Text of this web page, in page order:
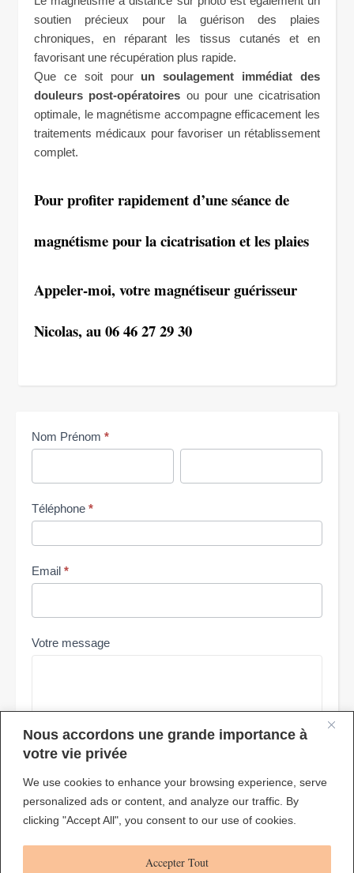
Nous accordons une grande importance à
votre vie privée
We use cookies to enhance your browsing experience, serve
personalized ads or content, and analyze our traffic. By
clicking "Accept All", you consent to our use of cookies.
Accepter Tout
soutien précieux pour la guérison des plaies
chroniques, en réparant les tissus cutanés et en
favorisant une récupération plus rapide.
Que ce soit pour un soulagement immédiat des
douleurs post-opératoires ou pour une cicatrisation
optimale, le magnétisme accompagne efficacement les
traitements médicaux pour favoriser un rétablissement
complet.
Pour profiter rapidement d’une séance de
magnétisme pour la cicatrisation et les plaies
Appeler-moi, votre magnétiseur guérisseur
Nicolas, au 06 46 27 29 30
Me
contacter
Nom Prénom *
Téléphone *
Email *
Votre message
Envoyer